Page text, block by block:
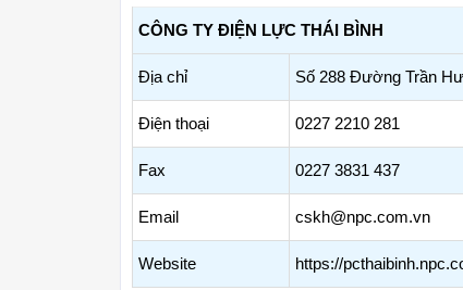
CÔNG TY ĐIỆN LỰC THÁI BÌNH
Địa chỉ Số 288 Đường Trần
Điện thoại 0227 2210 281
Fax 0227 3831 437
Email cskh@npc.com.vn
Website https://